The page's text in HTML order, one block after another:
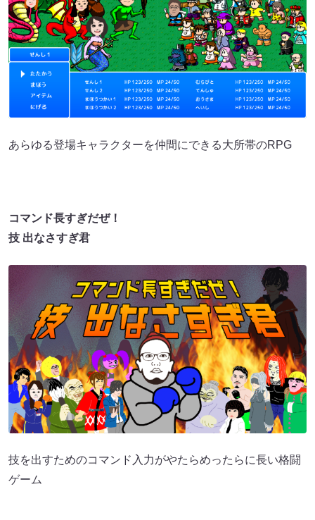
あらゆる登場キャラクターを仲間にできる大所帯のRPG
コマンド長すぎだぜ！
技 出なさすぎ君
技を出すためのコマンド入力がやたらめったらに長い格闘
ゲーム